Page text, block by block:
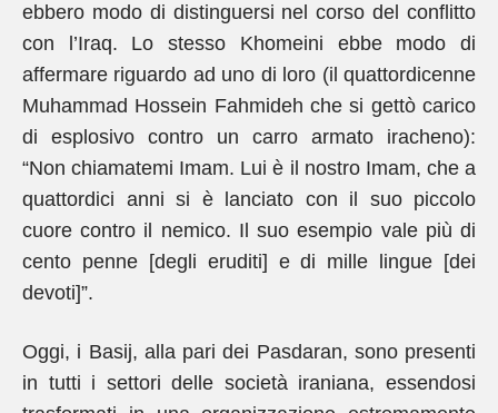
ebbero modo di distinguersi nel corso del conflitto
con l’Iraq. Lo stesso Khomeini ebbe modo di
affermare riguardo ad uno di loro (il quattordicenne
Muhammad Hossein Fahmideh che si gettò carico
di esplosivo contro un carro armato iracheno):
“Non chiamatemi Imam. Lui è il nostro Imam, che a
quattordici anni si è lanciato con il suo piccolo
cuore contro il nemico. Il suo esempio vale più di
cento penne [degli eruditi] e di mille lingue [dei
devoti]”.
Oggi, i Basij, alla pari dei Pasdaran, sono presenti
in tutti i settori delle società iraniana, essendosi